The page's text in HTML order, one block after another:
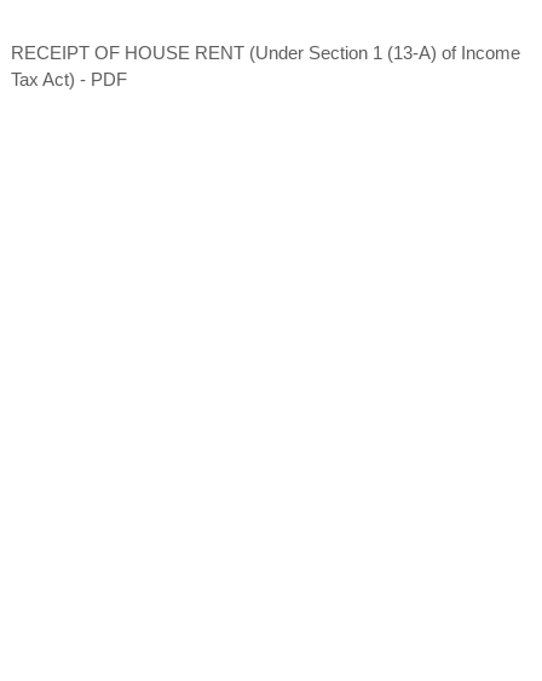
RECEIPT OF HOUSE RENT (Under Section 1 (13-A) of Income
Tax Act) - PDF